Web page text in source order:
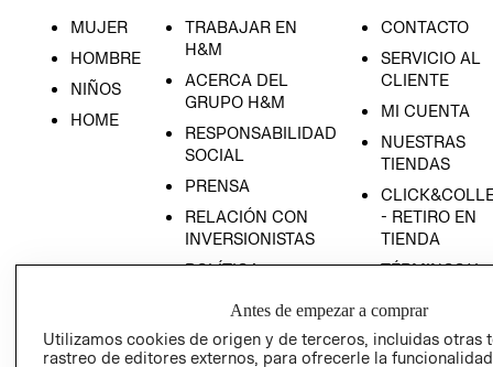
MUJER
HOMBRE
NIÑOS
HOME
TRABAJAR EN
H&M
ACERCA DEL
GRUPO H&M
RESPONSABILIDAD
SOCIAL
PRENSA
RELACIÓN CON
INVERSIONISTAS
POLÍTICA
CONTACTO
SERVICIO AL
CLIENTE
MI CUENTA
NUESTRAS
TIENDAS
- RETIRO EN
TIENDA
TÉRMINOS Y
AVISO DE
PRIVACIDAD
Antes de empezar a comprar
Utilizamos cookies de origen y de terceros, incluidas otras
rastreo de editores externos, para ofrecerle la